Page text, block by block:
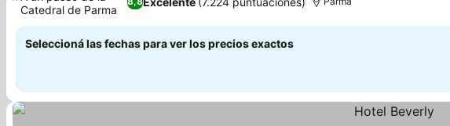
Catedral de Parma
Seleccioná las fechas para ver los precios exactos